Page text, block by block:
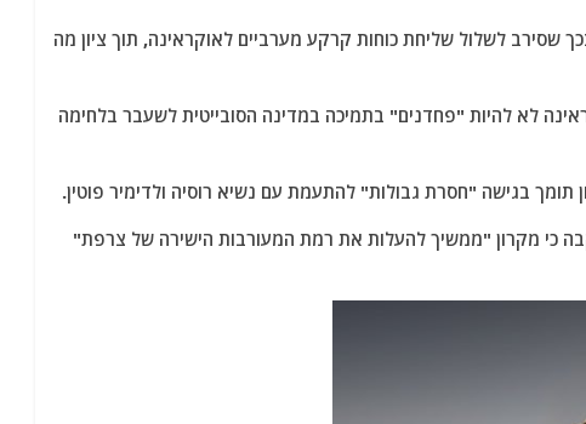
לשלול שליחת כוחות קרקע מערביים לאוקראינה, תוך ציון מה
לא להיות "פחדנים" בתמיכה במדינה הסובייטית לשעבר בלחימה
תומך בגישה "חסרת גבולות" להתעמת עם נשיא רוסיה ולדימיר פוטין.
כי מקרון "ממשיך להעלות את רמת המעורבות הישירה של צרפת"